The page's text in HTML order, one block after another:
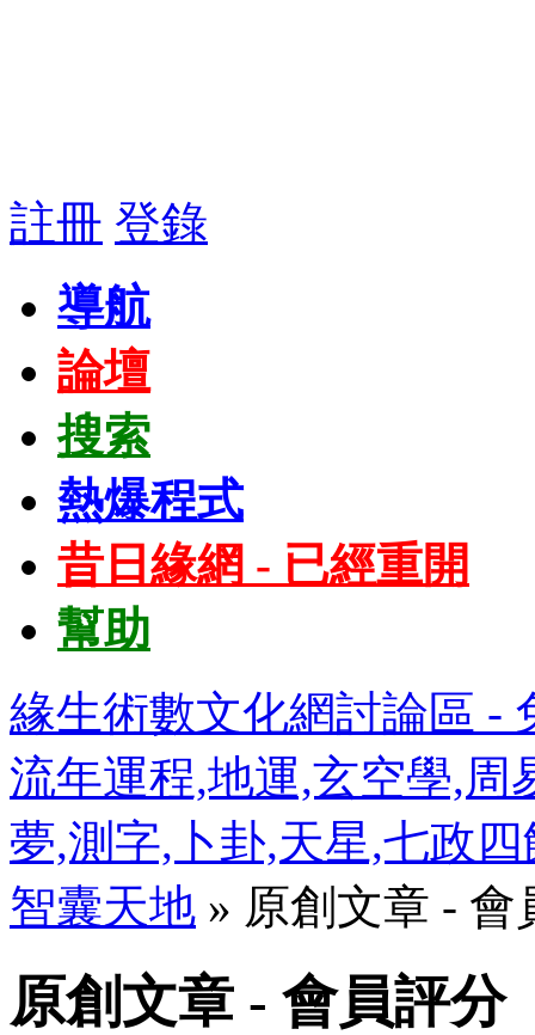
註冊 登錄
導航
論壇
搜索
熱爆程式
昔日緣網 - 已經重開
幫助
緣生術數文化網討論區 -
流年運程,地運,玄空學,周
夢,測字,卜卦,天星,七政
智囊天地 » 原創文章 - 會
原創文章 - 會員評分